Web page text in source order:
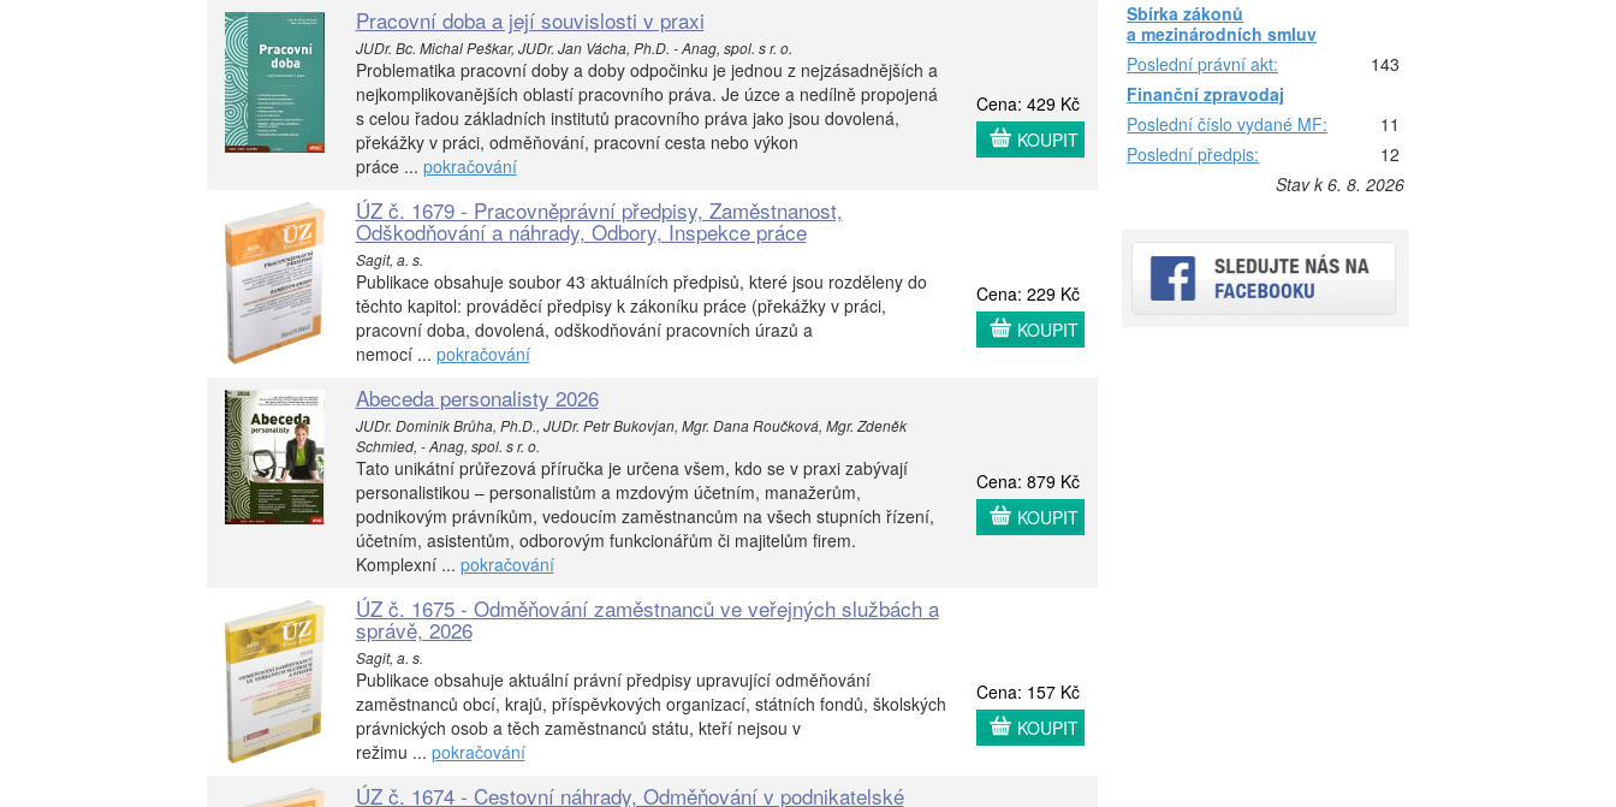
Pracovní doba a její souvislosti v praxi
JUDr. Bc. Michal Peškar, JUDr. Jan Vácha, Ph.D. - Anag, spol. s r. o.
Problematika pracovní doby a doby odpočinku je jednou z nejzásadnějších a
nejkomplikovanějších oblastí pracovního práva. Je úzce a nedílně propojená
s celou řadou základních institutů pracovního práva jako jsou dovolená,
překážky v práci, odměňování, pracovní cesta nebo výkon
práce ... pokračování
Cena: 429 Kč
KOUPIT
ÚZ č. 1679 - Pracovněprávní předpisy, Zaměstnanost,
Odškodňování a náhrady, Odbory, Inspekce práce
Sagit, a. s.
Publikace obsahuje soubor 43 aktuálních předpisů, které jsou rozděleny do
těchto kapitol: prováděcí předpisy k zákoníku práce (překážky v práci,
pracovní doba, dovolená, odškodňování pracovních úrazů a
nemocí ... pokračování
Cena: 229 Kč
KOUPIT
Abeceda personalisty 2026
JUDr. Dominik Brůha, Ph.D., JUDr. Petr Bukovjan, Mgr. Dana Roučková, Mgr. Zdeněk
Schmied, - Anag, spol. s r. o.
Tato unikátní průřezová příručka je určena všem, kdo se v praxi zabývají
personalistikou – personalistům a mzdovým účetním, manažerům,
podnikovým právníkům, vedoucím zaměstnancům na všech stupních řízení,
účetním, asistentům, odborovým funkcionářům či majitelům firem.
Komplexní ... pokračování
Cena: 879 Kč
KOUPIT
ÚZ č. 1675 - Odměňování zaměstnanců ve veřejných službách a
správě, 2026
Sagit, a. s.
Publikace obsahuje aktuální právní předpisy upravující odměňování
zaměstnanců obcí, krajů, příspěvkových organizací, státních fondů, školských
právnických osob a těch zaměstnanců státu, kteří nejsou v
režimu ... pokračování
Cena: 157 Kč
KOUPIT
ÚZ č. 1674 - Cestovní náhrady, Odměňování v podnikatelské
Sbírka zákonů
a mezinárodních smluv
Poslední právní akt:
143
Finanční zpravodaj
Poslední číslo vydané MF:
11
Poslední předpis:
12
Stav k 6. 8. 2026